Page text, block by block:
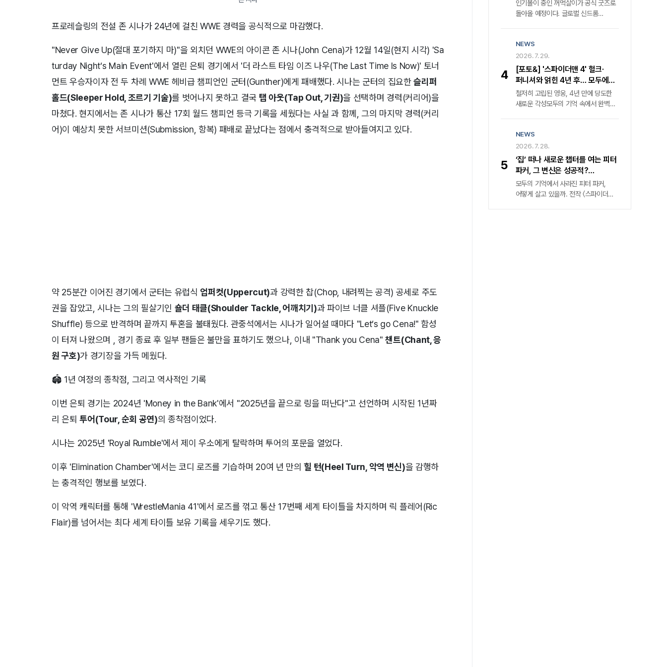
프로레슬링의 전설 존 시나가 24년에 걸친 WWE 경력을 공식적으로 마감했다.
"Never Give Up(절대 포기하지 마)"을 외치던 WWE의 아이콘 존 시나(John Cena)가 12월 14일(현지 시각) 'Sa
turday Night’s Main Event'에서 열린 은퇴 경기에서 '더 라스트 타임 이즈 나우(The Last Time Is Now)' 토너
먼트 우승자이자 전 두 차례 WWE 헤비급 챔피언인 군터(Gunther)에게 패배했다. 시나는 군터의 집요한슬리퍼
홀드(Sleeper Hold, 조르기 기술)를 벗어나지 못하고 결국 탭 아웃(Tap Out, 기권)을 선택하며 경력(커리어)을
마쳤다. 현지에서는 존 시나가 통산 17회 월드 챔피언 등극 기록을 세웠다는 사실 과 함께, 그의 마지막 경력(커리
어)이 예상치 못한 서브미션(Submission, 항복) 패배로 끝났다는 점에서 충격적으로 받아들여지고 있다.
약 25분간 이어진 경기에서 군터는 유럽식 업퍼컷(Uppercut)과 강력한 찹(Chop, 내려찍는 공격) 공세로 주도
권을 잡았고, 시나는 그의 필살기인 숄더 태클(Shoulder Tackle, 어깨치기)과 파이브 너클 셔플(Five Knuckle
Shuffle) 등으로 반격하며 끝까지 투혼을 불태웠다. 관중석에서는 시나가 일어설 때마다 "Let’s go Cena!" 함성
이 터져 나왔으며 , 경기 종료 후 일부 팬들은 불만을 표하기도 했으나, 이내 "Thank you Cena"챈트(Chant, 응
원 구호)가 경기장을 가득 메웠다.
🏟️ 1년 여정의 종착점, 그리고 역사적인 기록
이번 은퇴 경기는 2024년 'Money in the Bank'에서 "2025년을 끝으로 링을 떠난다"고 선언하며 시작된 1년짜
리 은퇴투어(Tour, 순회 공연)의 종착점이었다.
시나는 2025년 'Royal Rumble'에서 제이 우소에게 탈락하며 투어의 포문을 열었다.
이후 'Elimination Chamber'에서는 코디 로즈를 기습하며 20여 년 만의힐 턴(Heel Turn, 악역 변신)을 감행하
는 충격적인 행보를 보였다.
이 악역 캐릭터를 통해 'WrestleMania 41'에서 로즈를 꺾고 통산 17번째 세계 타이틀을 차지하며 릭 플레어(Ric
Flair)를 넘어서는 최다 세계 타이틀 보유 기록을 세우기도 했다.
치열한 기록임을 강조한다.
알렸다. 격동의 1970년대를 관통했던
전작은 낮에는 중앙정보부 요원, 밤에는
집념의 검사 장건영('정우성' 분)의 숨
막히는 혈투를 그렸다. 압도적인
몰입감과 탄탄한 서사로 국내외 평단의
찬사를 받으며 K-콘텐츠의 위상을 높인
바 있다.
인기몰이 중인 꺼먹살이가 공식 굿즈로
돌아올 예정이다. 글로벌 신드롬
속 캐릭터 꺼먹살이에 관한 여러 정보를
공개했다. 그중 화제를 모은 건 오는
8월 무신사 드롭 을 통해 꺼먹살이 키링
5종과 무신사 스탠다드 컬래버 티셔츠
2종이 발매될 예정이란 발표였다.
꺼먹살이는 〈동궁〉 속 캐릭터로 귀천 역
남주혁을 졸졸 따라다니는 귀매이다.
배경으로 왕가의 핏줄이 의문의 죽음을
당하는 저주에 맞서는 귀천과 궁녀 생강
역 노윤서의 이야기를 다뤘다.
4
NEWS
2026. 7. 29.
[포토&] '스파이더맨 4' 헐크·
퍼니셔와 얽힌 4년 후… 모두에게
잊힌 영웅 '홀로서기'
철저히 고립된 영웅, 4년 만에 당도한
새로운 각성모두의 기억 속에서 완벽히
귀환했다. 개봉 전부터 예매 관객 83만
명을 돌파하며 올해 극장가 최고
기대작으로 자리매김한 '스파이더맨:
브랜드 뉴 데이'(이하 '스파이더맨 4')가
그 거대한 서막을 연다. 철저한 고립
속에 남겨진 피터 파커의 일상은
처절하다. 가족과 친구의 온기는
5
NEWS
2026. 7. 28.
‘집’ 떠나 새로운 챕터를 여는 피터
파커, 그 변신은 성공적?
'스파이더맨: 브랜드 뉴 데이' 시사
후기
모두의 기억에서 사라진 피터 파커,
어떻게 살고 있을까. 전작 〈스파이더맨: